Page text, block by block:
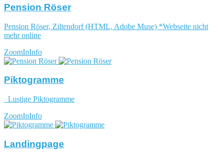
Pension Röser
Pension Röser, Ziltendorf (HTML, Adobe Muse) *Webseite nicht
mehr online
ZoomInInfo
Piktogramme
Lustige Piktogramme
ZoomInInfo
Landingpage